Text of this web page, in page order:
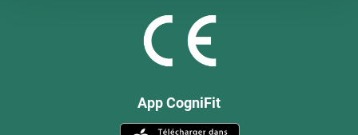
App CogniFit